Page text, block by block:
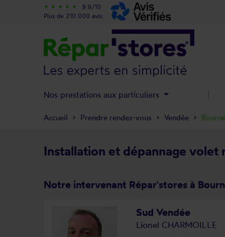
Installation et dépannage volet
Notre intervenant Répar'stores à
Sud Vendée
Lionel CHARMOILLE
Accueil Prendre rendez-vous Vendée
star_rate star_rate star_rate star_rate star_rate
9.9/10
Plus de 210 000 avis
Nos prestations aux particuliers